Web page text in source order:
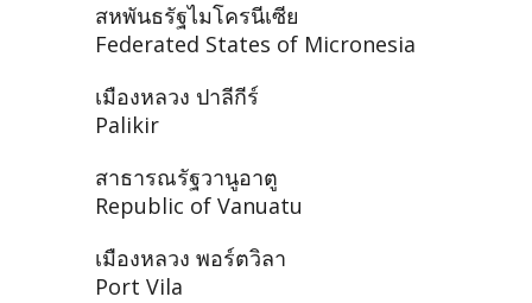
สหพันธรัฐไมโครนีเซีย
Federated States of Micronesia
เมืองหลวง ปาลีกีร์
Palikir
สาธารณรัฐวานูอาตู
Republic of Vanuatu
เมืองหลวง พอร์ตวิลา
Port Vila